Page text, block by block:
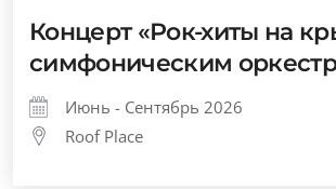
Концерт «Рок-хиты на
симфоническим
Июнь - Сентябрь 2026
Roof Place